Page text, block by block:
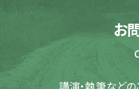
お
講演・執筆などの